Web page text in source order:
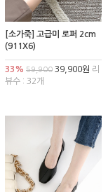
[소가죽] 고급미 로퍼 2cm
(911X6)
33% 59,900 39,900원 리
뷰수 : 32개